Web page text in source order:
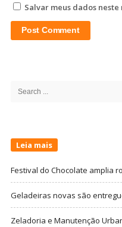
Salvar meus dados
Search
Leia mais
Festival do Chocolate amplia
Geladeiras novas são
Zeladoria e Manutenção